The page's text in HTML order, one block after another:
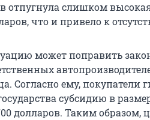
отпугнула слишком
что и привело к
может поправить
Согласно ему, покупатели
субсидию в
долларов. Таким образом,